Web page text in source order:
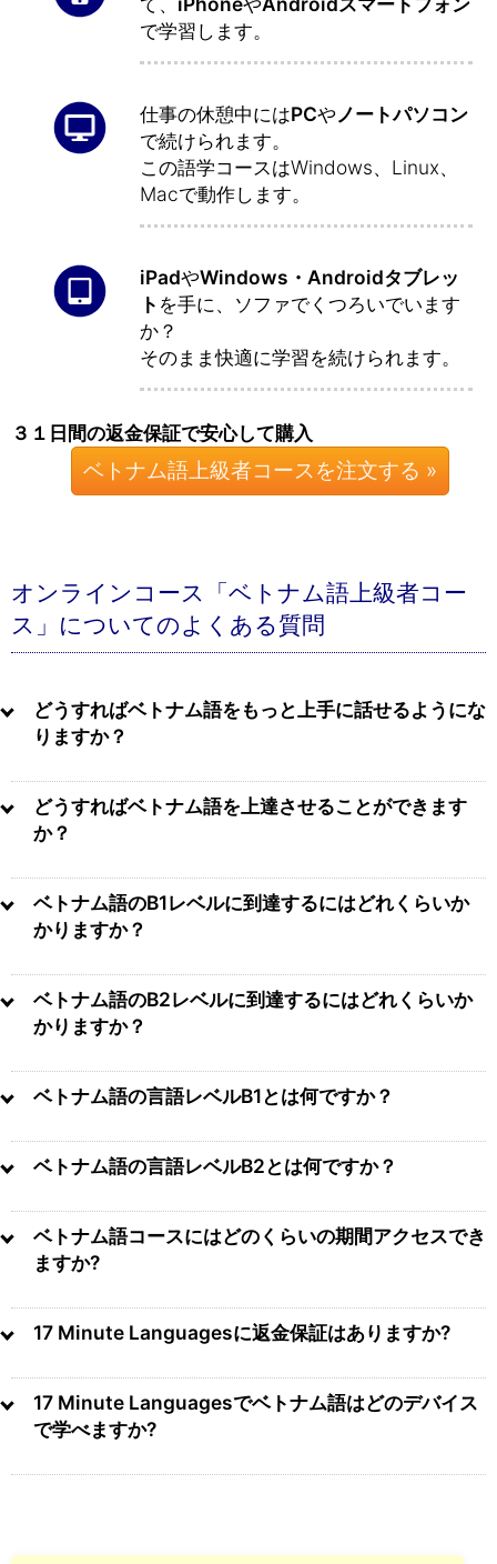
で学習します。
仕事の休憩中にはPCやノートパソコン
で続けられます。
この語学コースはWindows、Linux、
Macで動作します。
iPadやWindows・Androidタブレッ
ト を手に、ソファでくつろいでいます
か？
そのまま快適に学習を続けられます。
３１日間の返金保証で安心して購入
ベトナム語上級者コースを注文する »
オンラインコース「ベトナム語上級者コー
ス」についてのよくある質問
どうすればベトナム語をもっと上手に話せるようにな
りますか？
どうすればベトナム語を上達させることができます
か？
ベトナム語のB1レベルに到達するにはどれくらいか
かりますか？
ベトナム語のB2レベルに到達するにはどれくらいか
かりますか？
ベトナム語の言語レベルB1とは何ですか？
ベトナム語の言語レベルB2とは何ですか？
ベトナム語コースにはどのくらいの期間アクセスでき
ますか?
17 Minute Languagesに返金保証はありますか?
17 Minute Languagesでベトナム語はどのデバイス
で学べますか?